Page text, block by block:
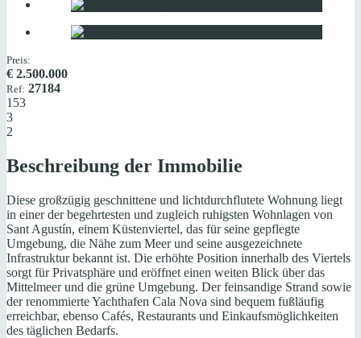
Preis:
€ 2.500.000
Ref: 27184
153
3
2
Beschreibung der Immobilie
Diese großzügig geschnittene und lichtdurchflutete Wohnung liegt
in einer der begehrtesten und zugleich ruhigsten Wohnlagen von
Sant Agustín, einem Küstenviertel, das für seine gepflegte
Umgebung, die Nähe zum Meer und seine ausgezeichnete
Infrastruktur bekannt ist. Die erhöhte Position innerhalb des Viertels
sorgt für Privatsphäre und eröffnet einen weiten Blick über das
Mittelmeer und die grüne Umgebung. Der feinsandige Strand sowie
der renommierte Yachthafen Cala Nova sind bequem fußläufig
erreichbar, ebenso Cafés, Restaurants und Einkaufsmöglichkeiten
des täglichen Bedarfs.